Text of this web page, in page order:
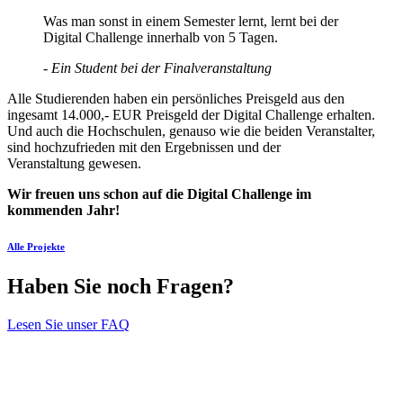
Was man sonst in einem Semester lernt, lernt bei der
Digital Challenge innerhalb von 5 Tagen.
- Ein Student bei der Finalveranstaltung
Alle Studierenden haben ein persönliches Preisgeld aus den
ingesamt 14.000,- EUR Preisgeld der Digital Challenge erhalten.
Und auch die Hochschulen, genauso wie die beiden Veranstalter,
sind hochzufrieden mit den Ergebnissen und der
Veranstaltung gewesen.
Wir freuen uns schon auf die Digital Challenge im
kommenden Jahr!
Alle Projekte
Haben Sie noch Fragen?
Lesen Sie unser FAQ